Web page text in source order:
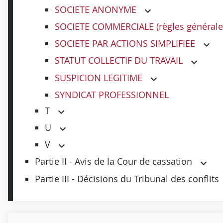
SOCIETE ANONYME
SOCIETE COMMERCIALE (règles
SOCIETE PAR ACTIONS SIMPLIFIEE
STATUT COLLECTIF DU TRAVAIL
SUSPICION LEGITIME
SYNDICAT PROFESSIONNEL
T
U
V
Partie II - Avis de la Cour de cassation
Partie III - Décisions du Tribunal des conflits